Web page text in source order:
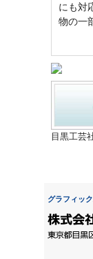
にも対
物の一
目黒工芸
グラフィッ